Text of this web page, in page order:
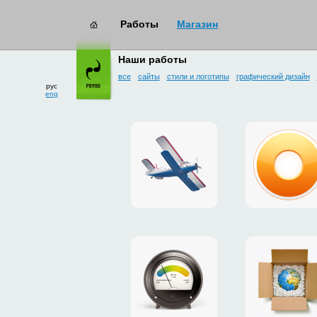
Работы Магазин
рус
eng
Наши работы
все сайты стили и логотипы графический дизайн
сайт
для
дропзоны
дизайн
плагина
g.ua
для
Chrome
промо-
сайт
утеплителя
система